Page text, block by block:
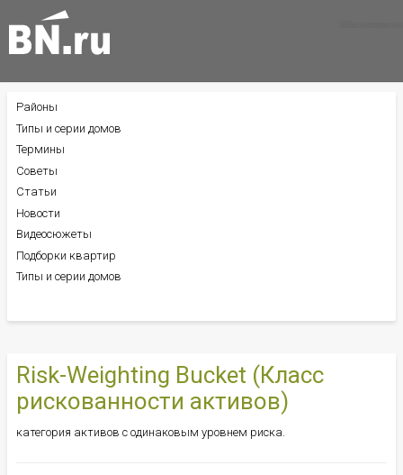
Risk-Weighting Bucket (Класс
рискованности активов)
категория активов с одинаковым уровнем риска.
БОКОВОЕ
МЕНЮ
Районы
Типы и серии домов
Термины
Советы
Статьи
Новости
Видеосюжеты
Подборки квартир
Типы и серии домов